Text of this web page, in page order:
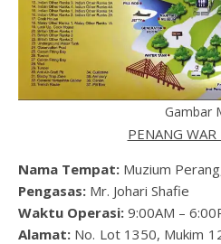
Gambar
PENANG
Nama Tempat: Muzium
Pengasas: Mr. Johari Shafie
Waktu Operasi: 9:00AM –
Alamat: No. Lot 1350, Mukim